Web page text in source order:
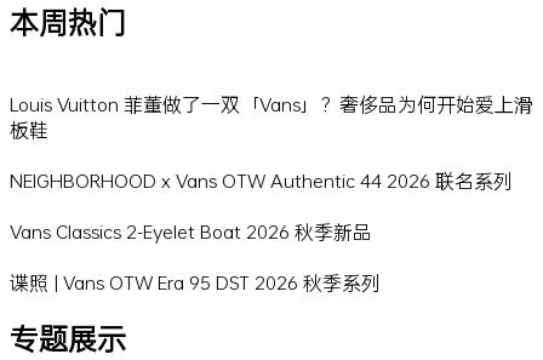
本周热门
Louis Vuitton 菲董做了一双「Vans」？奢侈品为何开始爱上滑
板鞋
NEIGHBORHOOD x Vans OTW Authentic 44 2026 联名系列
Vans Classics 2-Eyelet Boat 2026 秋季新品
谍照 | Vans OTW Era 95 DST 2026 秋季系列
专题展示